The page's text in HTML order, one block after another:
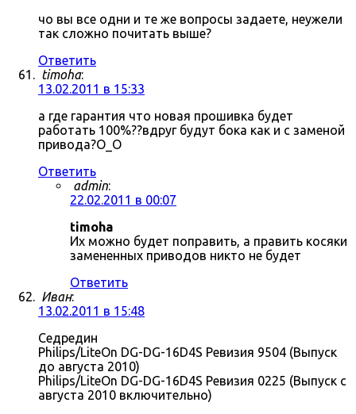
чо вы все одни и те же вопросы задаете, неужели
так сложно почитать выше?
Ответить
timoha:
13.02.2011 в 15:33
а где гарантия что новая прошивка будет
работать 100%??вдруг будут бока как и с заменой
привода?О_О
Ответить
admin:
22.02.2011 в 00:07
timoha
Их можно будет поправить, а править косяки
замененных приводов никто не будет
Ответить
Иван:
13.02.2011 в 15:48
Седредин
Philips/LiteOn DG-DG-16D4S Ревизия 9504 (Выпуск
до августа 2010)
Philips/LiteOn DG-DG-16D4S Ревизия 0225 (Выпуск с
августа 2010 включительно)